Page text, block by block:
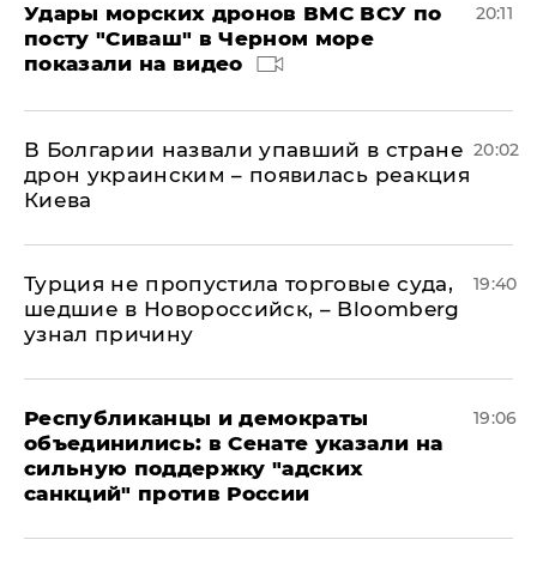
Удары морских дронов ВМС ВСУ по
посту "Сиваш" в Черном море
показали на видео
20:11
В Болгарии назвали упавший в стране
дрон украинским – появилась реакция
Киева
20:02
Турция не пропустила торговые суда,
шедшие в Новороссийск, – Bloomberg
узнал причину
19:40
Республиканцы и демократы
объединились: в Сенате указали на
сильную поддержку "адских
санкций" против России
19:06